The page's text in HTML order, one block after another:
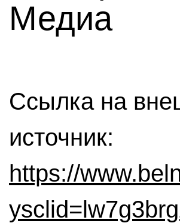
Медиа
Ссылка на
источник:
https://